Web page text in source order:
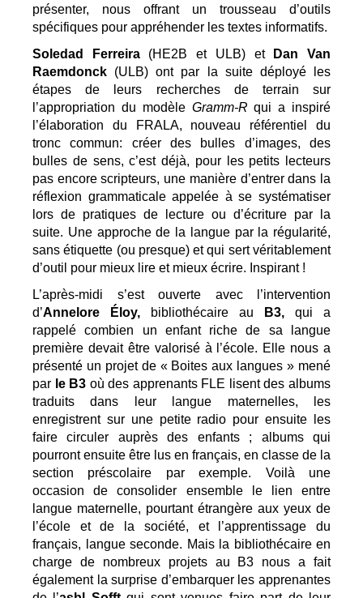
présenter, nous offrant un trousseau d’outils
spécifiques pour appréhender les textes informatifs.
Soledad Ferreira (HE2B et ULB) et
Dan Van
Raemdonck (ULB) ont par la suite déployé les
étapes de leurs recherches de terrain sur
l’appropriation du modèle Gramm-R qui a inspiré
l’élaboration du FRALA, nouveau référentiel du
tronc commun: créer des bulles d’images, des
bulles de sens, c’est déjà, pour les petits lecteurs
pas encore scripteurs, une manière d’entrer dans la
réflexion grammaticale appelée à se systématiser
lors de pratiques de lecture ou d’écriture par la
suite. Une approche de la langue par la régularité,
sans étiquette (ou presque) et qui sert véritablement
d’outil pour mieux lire et mieux écrire. Inspirant !
L’après-midi s’est ouverte avec l’intervention
d’Annelore Éloy, bibliothécaire au B3, qui a
rappelé combien un enfant riche de sa langue
première devait être valorisé à l’école. Elle nous a
présenté un projet de « Boites aux langues » mené
par le B3 où des apprenants FLE lisent des albums
traduits dans leur langue maternelles, les
enregistrent sur une petite radio pour ensuite les
faire circuler auprès des enfants ; albums qui
pourront ensuite être lus en français, en classe de la
section préscolaire par exemple. Voilà une
occasion de consolider ensemble le lien entre
langue maternelle, pourtant étrangère aux yeux de
l’école et de la société, et l’apprentissage du
français, langue seconde. Mais la bibliothécaire en
charge de nombreux projets au B3 nous a fait
également la surprise d’embarquer les apprenantes